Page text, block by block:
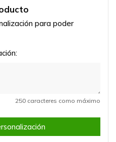
para poder
250 caracteres como máximo